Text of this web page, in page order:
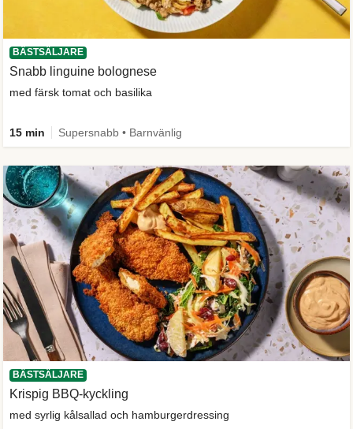
BÄSTSÄLJARE
Snabb linguine bolognese
med färsk tomat och basilika
15 min Supersnabb • Barnvänlig
BÄSTSÄLJARE
Krispig BBQ-kyckling
med syrlig kålsallad och hamburgerdressing